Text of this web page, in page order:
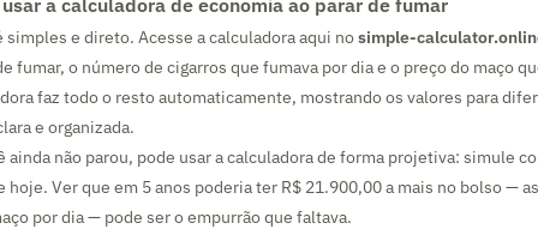
simples e direto. Acesse a calculadora aqui nosimple-
fumar, o número de cigarros que fumava por dia e o preço do maço
faz todo o resto automaticamente, mostrando os valores para
e organizada.
ainda não parou, pode usar a calculadora de forma projetiva: simule
hoje. Ver que em 5 anos poderia ter R$ 21.900,00 a mais no bolso —
por dia — pode ser o empurrão que faltava.